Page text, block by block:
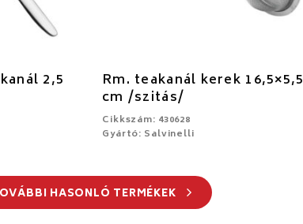
2,5 Rm. teakanál kerek 16,5×5,5
cm /szitás/
Cikkszám: 430628
Gyártó: Salvinelli
HASONLÓ TERMÉKEK